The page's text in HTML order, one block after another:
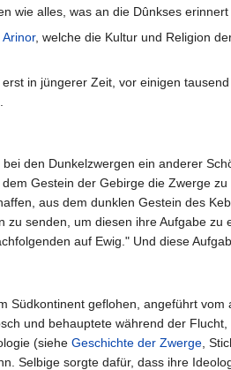
wie alles, was an die Dûnkses
Arinor, welche die Kultur und Religion
in jüngerer Zeit, vor einigen
den Dunkelzwergen ein anderer
Gestein der Gebirge die Zwerge
aus dem dunklen Gestein des
senden, um diesen ihre Aufgabe
auf Ewig." Und diese
Südkontinent geflohen, angeführt
und behauptete während der
(siehe Geschichte der Zwerge ,
Selbige sorgte dafür, dass ihre